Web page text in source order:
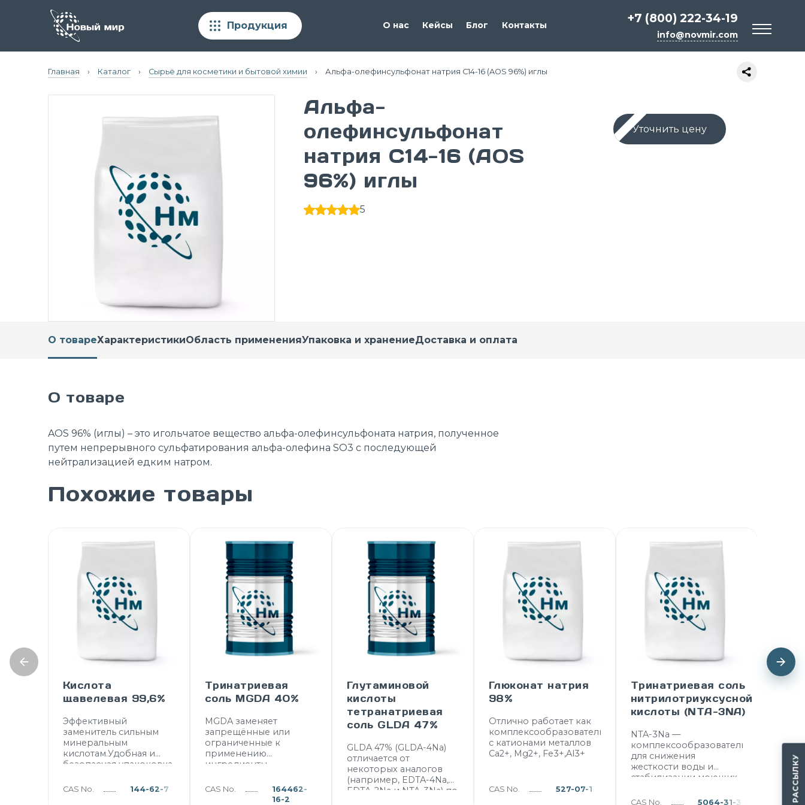
Продукция О нас Кейсы Блог Контакты
+7 (800) 222-34-19
info@novmir.com
Сырьё для косметики и бытовой химии
Химия для строительных смесей
Главная › Каталог › Сырьё для косметики и бытовой химии › Альфа-олефинсульфонат натрия C14-16 (AOS 96%) иглы
Альфа-
олефинсульфонат
натрия C14-16 (AOS
96%) иглы
5
Уточнить цену
О товареХарактеристикиОбласть примененияУпаковка и хранениеДоставка и оплата
О товаре
AOS 96% (иглы) – это игольчатое вещество альфа-олефинсульфоната натрия, полученное
путем непрерывного сульфатирования альфа-олефина SO3 с последующей
нейтрализацией едким натром.
Похожие товары
Кислота
щавелевая 99,6%
Эффективный
заменитель сильным
минеральным
кислотам.Удобная и
безопасная упакоковка
решается вопрос
CAS No. 144-62-7
Тринатриевая
соль MGDA 40%
MGDA заменяет
запрещённые или
ограниченные к
применению
ингредиенты,
фосфонаты, NTA, EDTA в
моющих средствах,
CAS No.
164462-
16-2
Глутаминовой
кислоты
тетранатриевая
соль GLDA 47%
GLDA 47% (GLDA-4Na)
отличается от
некоторых аналогов
(например, EDTA-4Na,
EDTA-2Na и NTA-3Na) по
Глюконат натрия
98%
Отлично работает как
комплексообразователь
с катионами металлов
Ca2+, Mg2+, Fe3+,Al3+
CAS No. 527-07-1
Тринатриевая соль
нитрилотриуксусной
кислоты (NTA-3NA)
NTA-3Na —
комплексообразователь
для снижения
жесткости воды и
стабилизации моющих
Основные свойства:
CAS No. 5064-31-3
CAS No.